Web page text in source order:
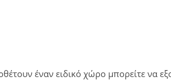
έναν ειδικό χώρο μπορείτε να